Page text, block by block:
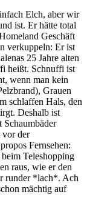
Elch, aber wir
ist. Er hätte total
Geschäft
verkuppeln: Er ist
25 Jahre alten
heißt. Schnuffi ist
wenn man kein
Grauen
schlaffen Hals, den
Deshalb ist
vor der
Fernsehen:
Teleshopping
raus, wie er den
runder *lach*. Ach
mächtig auf